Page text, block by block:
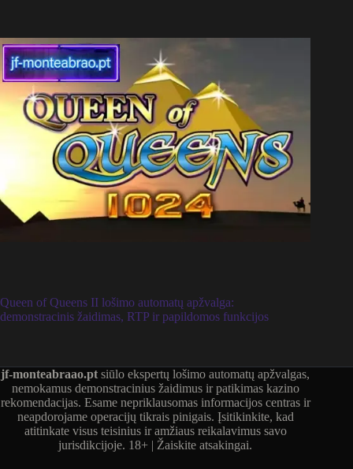
Queen of Queens II lošimo automatų apžvalga:
demonstracinis žaidimas, RTP ir papildomos funkcijos
jf-monteabraao.pt siūlo ekspertų lošimo automatų apžvalgas,
nemokamus demonstracinius žaidimus ir patikimas kazino
rekomendacijas. Esame nepriklausomas informacijos centras ir
neapdorojame operacijų tikrais pinigais. Įsitikinkite, kad
atitinkate visus teisinius ir amžiaus reikalavimus savo
jurisdikcijoje. 18+ | Žaiskite atsakingai.